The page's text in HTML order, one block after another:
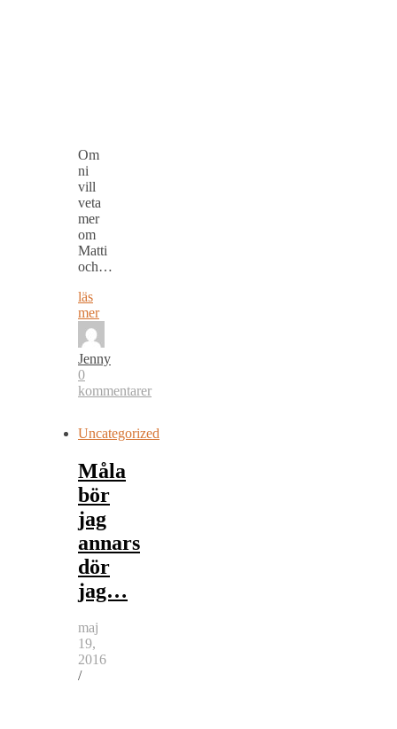
Om
ni
vill
veta
mer
om
Matti
och…
läs
mer
Jenny
0
kommentarer
Uncategorized
Måla
bör
jag
annars
dör
jag…
maj
19,
2016
/